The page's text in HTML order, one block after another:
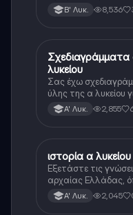
Β' Λυκ. 8,536
Ιστορία
Σχεδιαγράμματα
λυκείου
Σας έχω
ύλης της α λυκείου
τεράστιο βάρος του
Α' Λυκ. 2,855
Ιστορία
ιστορία α
Εξετάστε τις
αρχαίας Ελλάδας,
Λυκείου.Α' Λυκ. 2,045